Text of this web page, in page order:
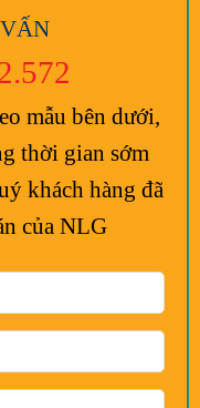
mẫu bên dưới,
thời gian sớm
khách hàng đã
của NLG